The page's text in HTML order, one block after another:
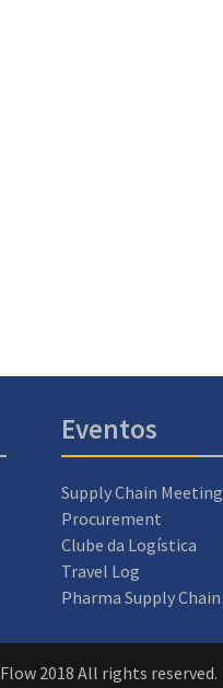
Eventos
Supply Chain Meeting
Procurement
Clube da Logística
Travel Log
Pharma Supply Chain
2018 All rights reserved.